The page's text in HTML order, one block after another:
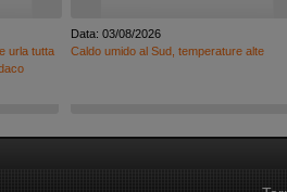
urla tutta
Data: 03/08/2026
Caldo umido al Sud, temperature alte